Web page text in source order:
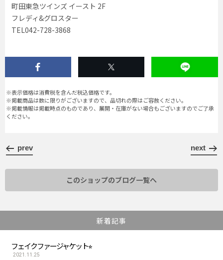
町田東急ツインズ イースト 2F
フレディ&グロスター
TEL042-728-3868
※表示価格は消費税を含んだ税込価格です。
※掲載商品は数に限りがございますので、品切れの際はご容赦ください。
※掲載情報は掲載時点のものであり、展開・在庫がない場合もございますのでご了承
ください。
prev next
このショップのブログ一覧へ
新着記事
フェイクファージャケット⭐︎
2021.11.25